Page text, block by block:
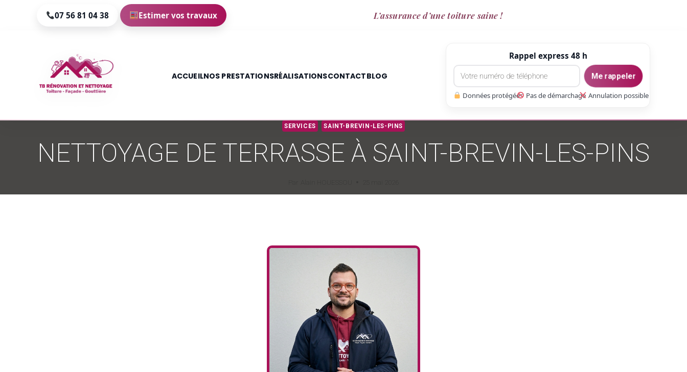
07 56 81 04 38 Estimer vos travaux L’assurance d’une toiture saine !
ACCUEILNOS PRESTATIONSRÉALISATIONSCONTACTBLOG
Rappel express 48 h
Me rappeler
Données protégées Pas de démarchage Annulation possible
SERVICES SAINT-BREVIN-LES-PINS
NETTOYAGE DE TERRASSE À SAINT-BREVIN-LES-PINS